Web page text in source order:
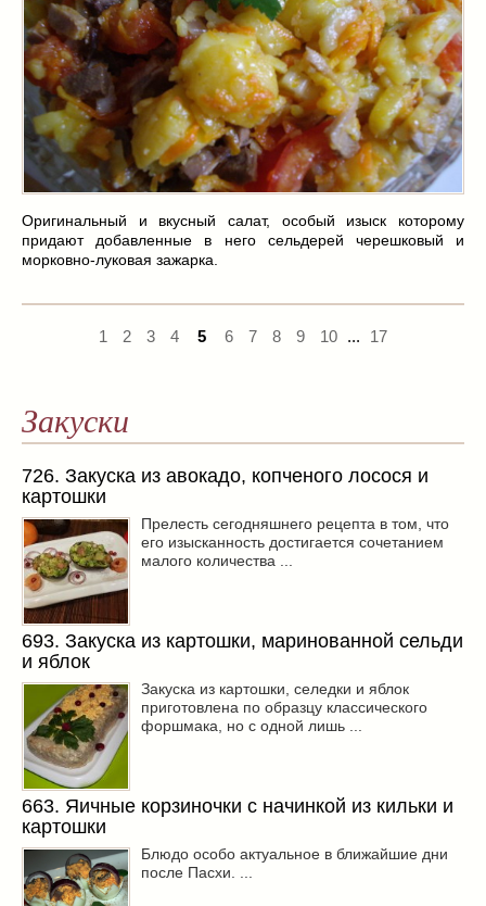
Оригинальный и вкусный салат, особый изыск которому
придают добавленные в него сельдерей черешковый и
морковно-луковая зажарка.
1 2 3 4 5 6 7 8 9 10 ... 17
Закуски
726. Закуска из авокадо, копченого лосося и
картошки
Прелесть сегодняшнего рецепта в том, что
его изысканность достигается сочетанием
малого количества ...
693. Закуска из картошки, маринованной сельди
и яблок
Закуска из картошки, селедки и яблок
приготовлена по образцу классического
форшмака, но с одной лишь ...
663. Яичные корзиночки с начинкой из кильки и
картошки
Блюдо особо актуальное в ближайшие дни
после Пасхи. ...